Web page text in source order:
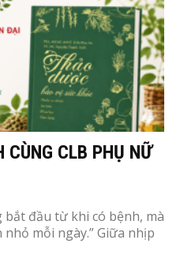
CLB PHỤ NỮ
bắt đầu từ khi có bệnh, mà
mỗi ngày.” Giữa nhịp